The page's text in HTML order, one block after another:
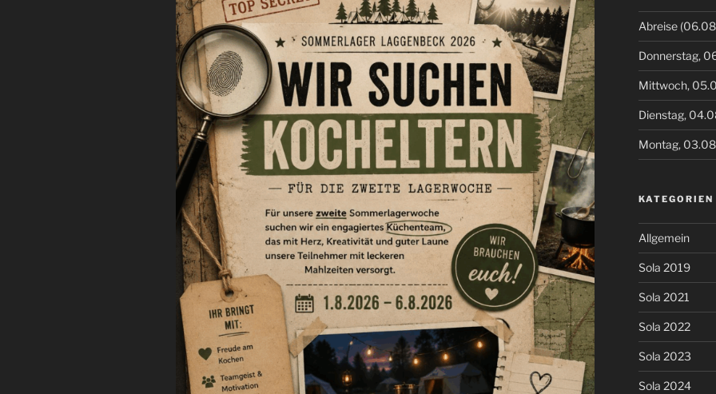
Abreise
Donnerstag,
Mittwoch,
Dienstag,
Montag,
KATEGORIEN
Allgemein
Sola 2019
Sola 2021
Sola 2022
Sola 2023
Sola 2024